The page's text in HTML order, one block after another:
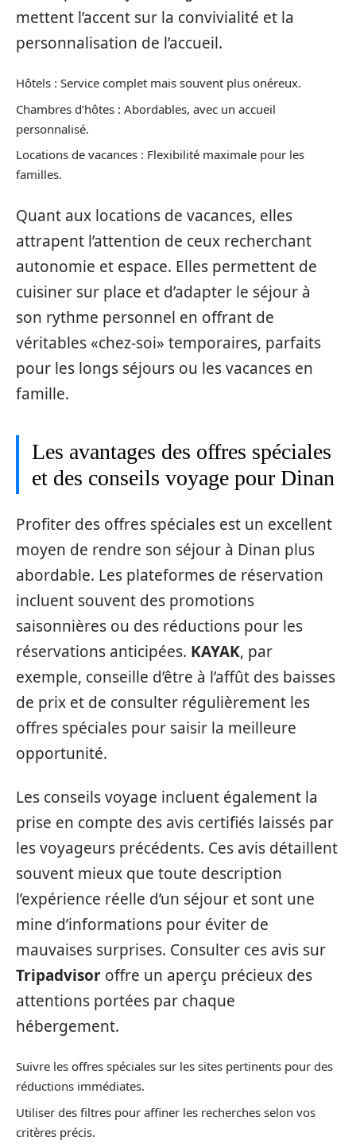
mettent l’accent sur la convivialité et la
personnalisation de l’accueil.
Hôtels : Service complet mais souvent plus onéreux.
Chambres d’hôtes : Abordables, avec un accueil
personnalisé.
Locations de vacances : Flexibilité maximale pour les
familles.
Quant aux locations de vacances, elles
attrapent l’attention de ceux recherchant
autonomie et espace. Elles permettent de
cuisiner sur place et d’adapter le séjour à
son rythme personnel en offrant de
véritables «chez-soi» temporaires, parfaits
pour les longs séjours ou les vacances en
famille.
Les avantages des offres spéciales
et des conseils voyage pour Dinan
Profiter des offres spéciales est un excellent
moyen de rendre son séjour à Dinan plus
abordable. Les plateformes de réservation
incluent souvent des promotions
saisonnières ou des réductions pour les
réservations anticipées. KAYAK, par
exemple, conseille d’être à l’affût des baisses
de prix et de consulter régulièrement les
offres spéciales pour saisir la meilleure
opportunité.
Les conseils voyage incluent également la
prise en compte des avis certifiés laissés par
les voyageurs précédents. Ces avis détaillent
souvent mieux que toute description
l’expérience réelle d’un séjour et sont une
mine d’informations pour éviter de
mauvaises surprises. Consulter ces avis sur
Tripadvisor offre un aperçu précieux des
attentions portées par chaque
hébergement.
Suivre les offres spéciales sur les sites pertinents pour des
réductions immédiates.
Utiliser des filtres pour affiner les recherches selon vos
critères précis.